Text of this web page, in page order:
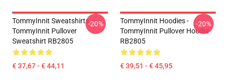
TommyInnit Sweatshirts -
TommyInnit Pullover
Sweatshirt RB2805
€ 37,67 - € 44,11
-20%
TommyInnit Hoodies -
TommyInnit Pullover Hoodie
RB2805
€ 39,51 - € 45,95
-20%